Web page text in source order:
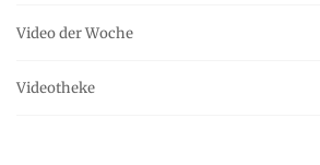
Video der Woche
Videotheke